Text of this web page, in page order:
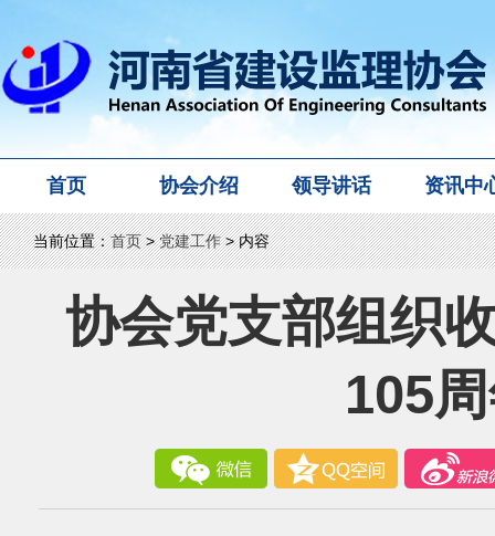
首页 协会介绍 领导讲话 资讯中
当前位置：首页>党建工作> 内容
协会党支部组织
105